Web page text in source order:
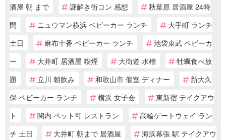
酒屋 朝 まで
謎解き街コン 感想
秋葉原 居酒屋 24時
間
ニュウマン横浜 ベビーカー ランチ
大手町 ランチ
土日
麻布十番 ベビーカー ランチ
池袋東武 ベビーカ
ー
大井町 居酒屋 喫煙 大街道 水槽
牡蠣食べ放
題
立川 朝飲み 和歌山市 個室 ディナー
新大久
保 ベビーカー ランチ
横浜 女子会
東新宿 テイクアウ
ト
関内 ペット可 レストラン
高輪ゲートウェイ ラン
チ 土日
大井町 朝まで 居酒屋
海浜幕張 駅 テイクアウ